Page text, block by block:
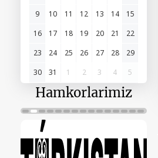
9
10 11 12 13 14
15
16
17 18 19 20 21
22
23
24 25 26 27 28
29
30
31 1 2 3 4 5
Hamkorlarimiz